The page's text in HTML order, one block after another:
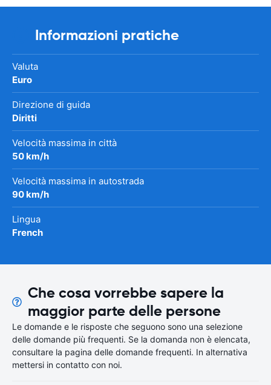
Informazioni pratiche
Valuta
Euro
Direzione di guida
Diritti
Velocità massima in città
50 km/h
Velocità massima in autostrada
90 km/h
Lingua
French
Che cosa vorrebbe sapere la
maggior parte delle persone
Le domande e le risposte che seguono sono una selezione
delle domande più frequenti. Se la domanda non è elencata,
consultare la pagina delle domande frequenti. In alternativa
mettersi in contatto con noi.